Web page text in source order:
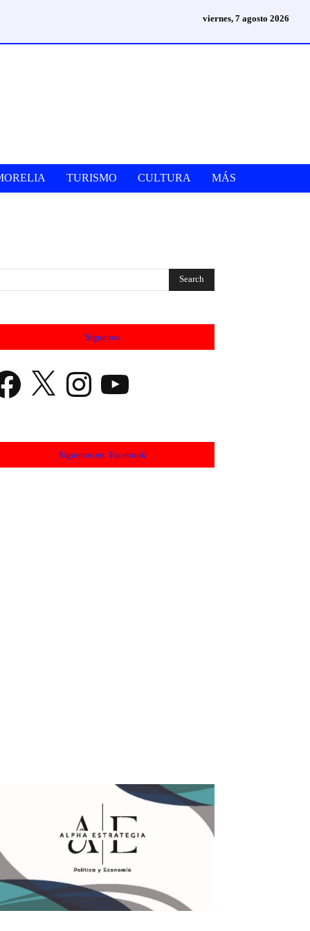
viernes, 7 agosto 2026
TURISMO CULTURA MÁS
Síguenos
X Instagram
Síguenos en: Facebook